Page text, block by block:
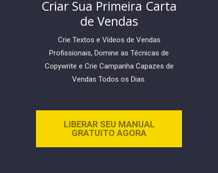
Criar Sua Primeira Carta
de Vendas
Crie Textos e Vídeos de Vendas
Profissionais, Domine as Técnicas de
Copywrite e Crie Campanha Capazes de
Vendas Todos os Dias.
LIBERAR SEU MANUAL
GRATUITO AGORA